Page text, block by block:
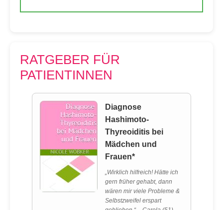
RATGEBER FÜR
PATIENTINNEN
Diagnose
Hashimoto-
Thyreoiditis bei
Mädchen und
Frauen*
„Wirklich hilfreich! Hätte ich
gern früher gehabt, dann
wären mir viele Probleme &
Selbstzweifel erspart